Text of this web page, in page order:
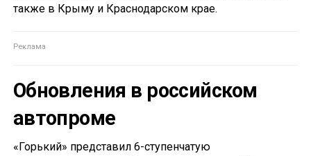
также в Крыму и Краснодарском крае.
Обновления в российском
автопроме
«Горький» представил 6-ступенчатую